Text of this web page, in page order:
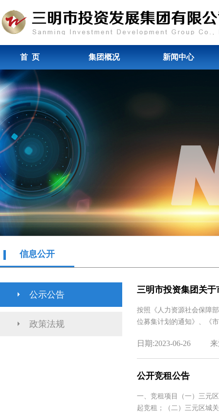
首 页 集团概况 新闻中心
信息公开
公示公告
政策法规
三明市投资集团关于
按照《人力资源社会保障
位募集计划的通知》、《
日期:2023-06-26
公开竞租公告
一、竞租项目（一）三元
起竞租；（二）三元区城